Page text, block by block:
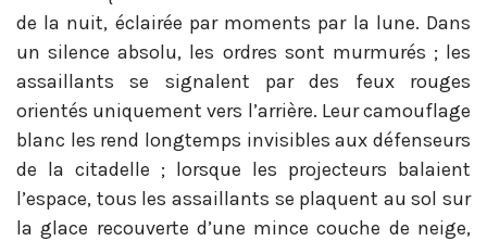
de la nuit, éclairée par moments par la lune. Dans
un silence absolu, les ordres sont murmurés ; les
assaillants se signalent par des feux rouges
orientés uniquement vers l’arrière. Leur camouflage
blanc les rend longtemps invisibles aux défenseurs
de la citadelle ; lorsque les projecteurs balaient
l’espace, tous les assaillants se plaquent au sol sur
la glace recouverte d’une mince couche de neige,